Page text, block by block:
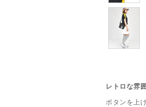
レトロな雰
ボタンを上